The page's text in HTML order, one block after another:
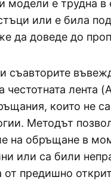
модели е трудна в
или е била
да доведе до
съавторите
честотната лента
които не
Методът
на обръщане в
или са били
предишно